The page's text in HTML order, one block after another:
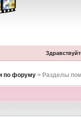
по форуму> Разделы